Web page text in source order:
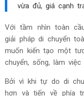
vừa đủ, giá cạnh
Với tầm nhìn toàn
giải pháp di chuyển
muốn kiến tạo một
chuyển, sống, làm
Bởi vì khi tự do di
hơn và tiến về phía